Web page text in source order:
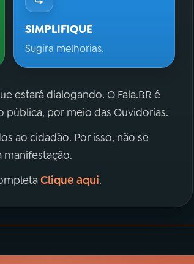
SIMPLIFIQUE
Sugira melhorias.
estará dialogando. O Fala.BR é
por meio das Ouvidorias.
ao cidadão. Por isso, não se
manifestação.
Clique aqui.